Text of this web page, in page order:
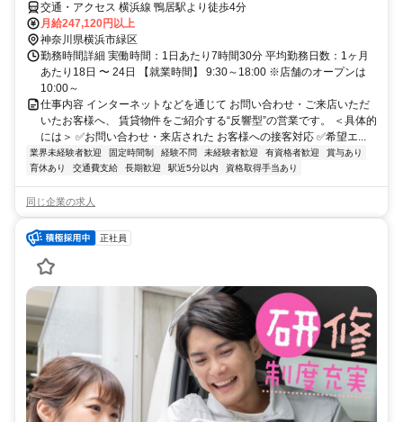
交通・アクセス 横浜線 鴨居駅より徒歩4分
月給247,120円以上
神奈川県横浜市緑区
勤務時間詳細 実働時間：1日あたり7時間30分 平均勤務日数：1ヶ月
あたり18日 〜 24日 【就業時間】 9:30～18:00 ※店舗のオープンは
10:00～
仕事内容 インターネットなどを通じて お問い合わせ・ご来店いただ
いたお客様へ、 賃貸物件をご紹介する“反響型”の営業です。 ＜具体的
には＞ ✅お問い合わせ・来店された お客様への接客対応 ✅希望エ...
業界未経験者歓迎 固定時間制 経験不問 未経験者歓迎 有資格者歓迎
賞与あり
育休あり
交通費支給 長期歓迎 駅近5分以内 資格取得手当あり
同じ企業の求人
正社員